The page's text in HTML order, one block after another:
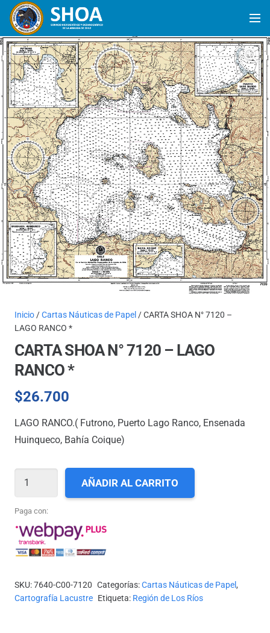
Inicio/Cartas Náuticas de Papel / CARTA SHOA N° 7120 –
LAGO RANCO *
CARTA SHOA N° 7120 – LAGO
RANCO *
$26.700
LAGO RANCO.( Futrono, Puerto Lago Ranco, Ensenada
Huinqueco, Bahía Coique)
CARTA
N°
7120
*
AÑADIR AL CARRITO
Paga con:
SKU:7640-C00-7120 Categorías:Cartas Náuticas de Papel,
Cartografía Lacustre Etiqueta: Región de Los Ríos